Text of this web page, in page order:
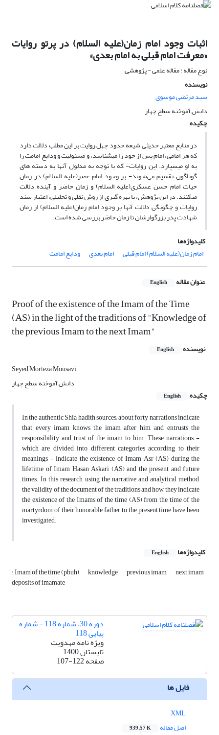
اثبات وجود امام زمان(علیه السلام) در پرتو روایات
«معرفت امام قبلی به امام بعدی»
نوع مقاله : مقاله علمی - پژوهشی
نویسنده
سید مرتضی موسوی
دانش آموخته سطح چهار
چکیده
در منابع معتبر حدیثی شیعه حدود چهل روایت بر این مطلب دلالت دارد
که هر امامی، امام پس از خود را می‎شناسد، و مسئولیت و ودایع امامت را
به او می‎سپارد. این روایات- که با توجه به مدلول آنها به دسته ‎های
گوناگون تقسیم می‌شوند- بر وجود امام عصر(علیه السلام) در زمان
حیات امام حسن عسکری(علیه السلام) و زمان حاضر و آینده دلالت
می‎کنند. در این پژوهش، با بهره گیری از روش نقلی و تحلیلی، اعتبار سند
روایات و چگونگی دلالت آنها بر وجود امام زمان(علیه السلام) از زمان
شهادت پدر بزرگوارشان تا زمان حاضر بررسی شده است.
کلیدواژه‌ها
امام زمان(علیه السلام) امام قبلی
امام بعدی ودایع امامت
عنوان مقاله English
Proof of the existence of the Imam of the Time
(AS) in the light of the traditions of "Knowledge of
the previous Imam to the next Imam"
نویسنده English
Seyed Morteza Mousavi
دانش آموخته سطح چهار
چکیده
English
In the authentic Shia hadith sources, about forty narrations indicate
that every imam knows the imam after him, and entrusts the
responsibility and trust of the imam to him. These narrations -
which are divided into different categories according to their
meanings - indicate the existence of Imam Asr (AS) during the
lifetime of Imam Hasan Askari (AS) and the present and future
times. In this research, using the narrative and analytical method,
the validity of the document of the traditions and how they indicate
the existence of the Imams of the time (AS) from the time of the
martyrdom of their honorable father to the present time have been
investigated.
کلیدواژه‌ها English
: Imam of the time (pbuh) knowledge previous imam next imam
deposits of imamate
دوره 30، شماره 118 - شماره
پیاپی 118
ویژه نامه مهدویت
تابستان 1400
صفحه107-122
فایل ها
اصل مقاله
939.57 K